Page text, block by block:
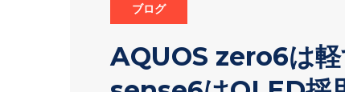
ブログ
AQUOS zero6は